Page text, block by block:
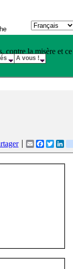
contre la misère et ce
EmailFacebook
Twitter
A vous !